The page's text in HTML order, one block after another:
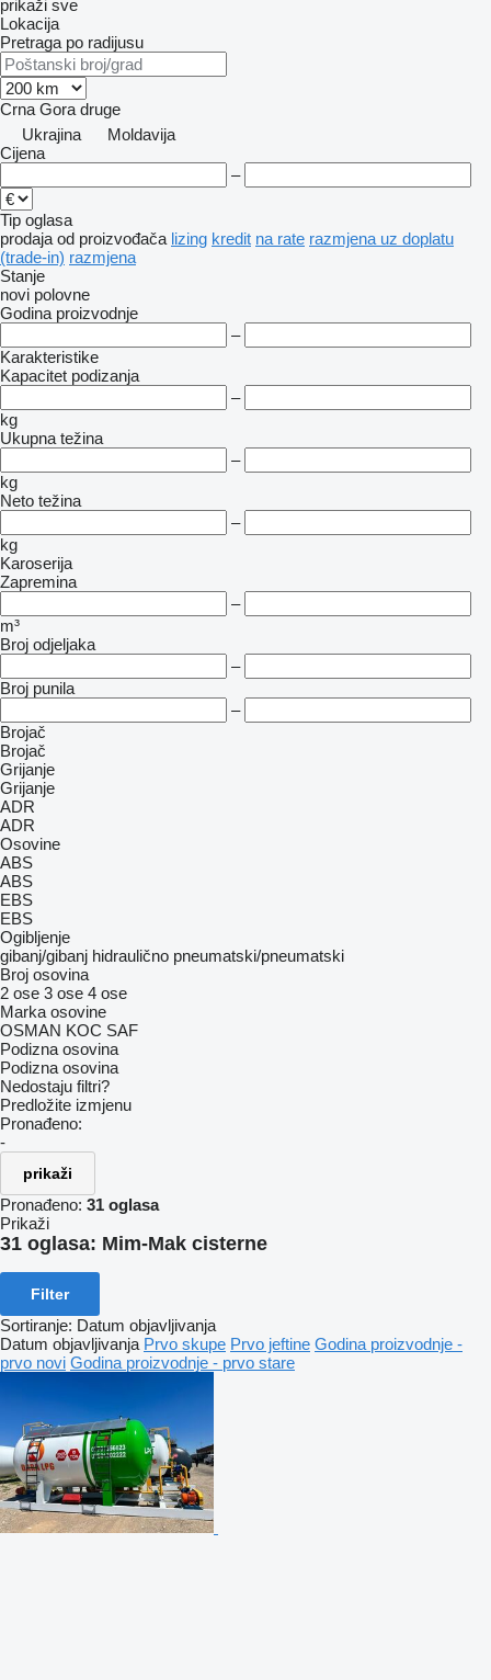
prikaži sve
Lokacija
Pretraga po radijusu
Crna Gora druge
Ukrajina
Moldavija
Cijena
–
Tip oglasa
prodaja od proizvođača lizing kredit na rate razmjena uz doplatu
(trade-in) razmjena
Stanje
novi polovne
Godina proizvodnje
–
Karakteristike
Kapacitet podizanja
–
kg
Ukupna težina
–
kg
Neto težina
–
kg
Karoserija
Zapremina
–
m³
Broj odjeljaka
–
Broj punila
–
Brojač
Brojač
Grijanje
Grijanje
ADR
ADR
Osovine
ABS
ABS
EBS
EBS
Ogibljenje
gibanj/gibanj hidraulično pneumatski/pneumatski
Broj osovina
2 ose 3 ose 4 ose
Marka osovine
OSMAN KOC SAF
Podizna osovina
Podizna osovina
Nedostaju filtri?
Predložite izmjenu
Pronađeno:
-
prikaži
Pronađeno: 31 oglasa
Prikaži
31 oglasa: Mim-Mak cisterne
Filter
Sortiranje: Datum objavljivanja
Datum objavljivanja Prvo skupe Prvo jeftine Godina proizvodnje -
prvo novi Godina proizvodnje - prvo stare